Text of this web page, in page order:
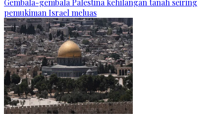
Gembala-gembala Palestina kehilangan tanah seiring
pemukiman Israel meluas